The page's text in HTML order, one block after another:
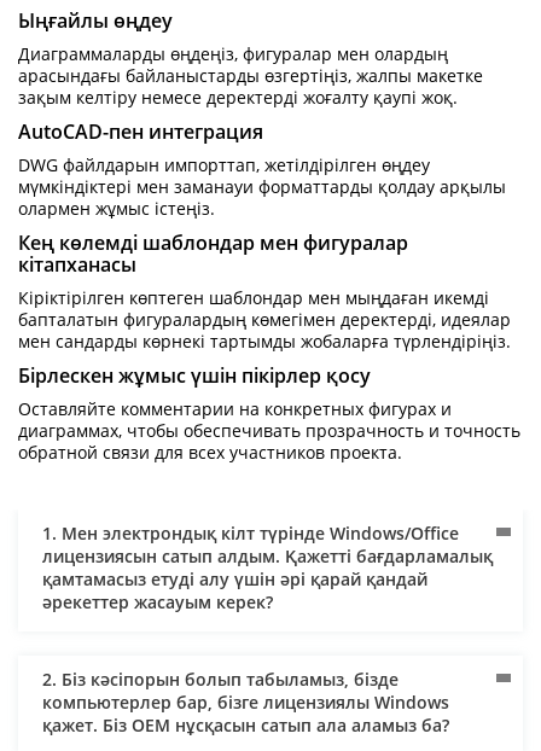
Ыңғайлы өңдеу
Диаграммаларды өңдеңіз, фигуралар мен олардың
арасындағы байланыстарды өзгертіңіз, жалпы макетке
зақым келтіру немесе деректерді жоғалту қаупі жоқ.
AutoCAD-пен интеграция
DWG файлдарын импорттап, жетілдірілген өңдеу
мүмкіндіктері мен заманауи форматтарды қолдау арқылы
олармен жұмыс істеңіз.
Кең көлемді шаблондар мен фигуралар
кітапханасы
Кіріктірілген көптеген шаблондар мен мыңдаған икемді
бапталатын фигуралардың көмегімен деректерді, идеялар
мен сандарды көрнекі тартымды жобаларға түрлендіріңіз.
Бірлескен жұмыс үшін пікірлер қосу
Оставляйте комментарии на конкретных фигурах и
диаграммах, чтобы обеспечивать прозрачность и точность
обратной связи для всех участников проекта.
1. Мен электрондық кілт түрінде Windows/Office
лицензиясын сатып алдым. Қажетті бағдарламалық
қамтамасыз етуді алу үшін әрі қарай қандай
әрекеттер жасауым керек?
2. Біз кәсіпорын болып табыламыз, бізде
компьютерлер бар, бізге лицензиялы Windows
қажет. Біз OEM нұсқасын сатып ала аламыз ба?